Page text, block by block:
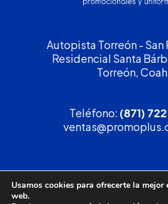
Autopista Torreón - San
Residencial Santa
Torreón,
Teléfono: (871)
¡Solicita tu
Usamos cookies para ofrecerte la mejor
web.